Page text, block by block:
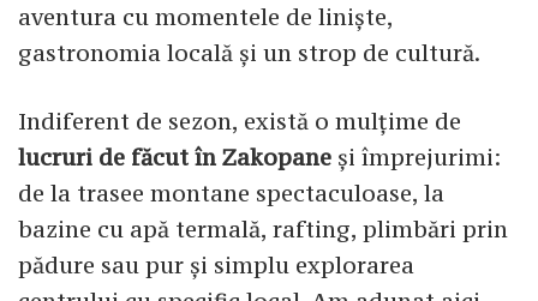
aventura cu momentele de liniște,
gastronomia locală și un strop de cultură.
Indiferent de sezon, există o mulțime de
lucruri de făcut în Zakopane și împrejurimi:
de la trasee montane spectaculoase, la
bazine cu apă termală, rafting, plimbări prin
pădure sau pur și simplu explorarea